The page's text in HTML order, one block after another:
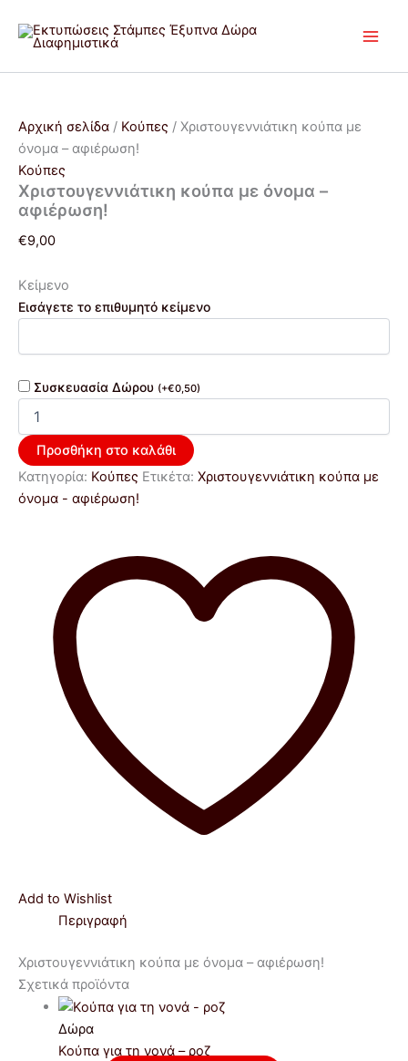
στο
περιεχόμενο
Αρχική σελίδα / Κούπες / Xριστουγεννιάτικη κούπα με
όνομα – αφιέρωση!
Κούπες
Xριστουγεννιάτικη κούπα με όνομα –
αφιέρωση!
€9,00
Κείμενο
Εισάγετε το επιθυμητό κείμενο
Συσκευασία Δώρου (+€0,50)
κούπα
ποσότητα
Προσθήκη στο καλάθι
Κατηγορία: Κούπες Ετικέτα: Xριστουγεννιάτικη κούπα με
όνομα - αφιέρωση!
Add to Wishlist
Περιγραφή
Xριστουγεννιάτικη κούπα με όνομα – αφιέρωση!
Σχετικά προϊόντα
Δώρα
Κούπα για τη νονά – ροζ